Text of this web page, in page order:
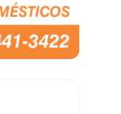
(7680)
(31958)